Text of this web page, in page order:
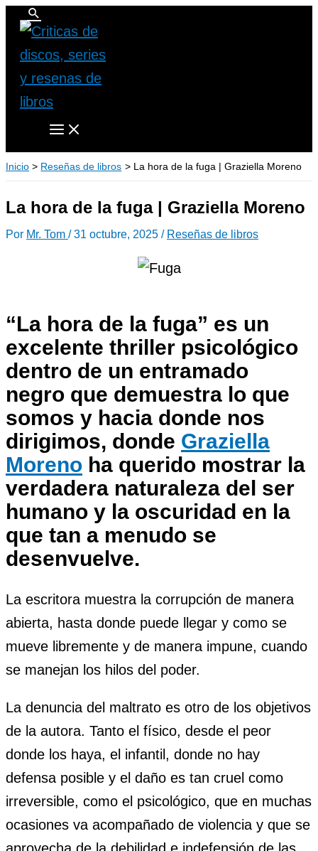
contenido
Buscar
Inicio Reseñas de libros La hora de la fuga | Graziella Moreno
La hora de la fuga | Graziella Moreno
Por Mr. Tom /31 octubre, 2025 / Reseñas de libros
“La hora de la fuga” es un
excelente thriller psicológico
dentro de un entramado
negro que demuestra lo que
somos y hacia donde nos
dirigimos, donde Graziella
Moreno ha querido mostrar la
verdadera naturaleza del ser
humano y la oscuridad en la
que tan a menudo se
desenvuelve.
La escritora muestra la corrupción de manera
abierta, hasta donde puede llegar y como se
mueve libremente y de manera impune, cuando
se manejan los hilos del poder.
La denuncia del maltrato es otro de los objetivos
de la autora. Tanto el físico, desde el peor
donde los haya, el infantil, donde no hay
defensa posible y el daño es tan cruel como
irreversible, como el psicológico, que en muchas
ocasiones va acompañado de violencia y que se